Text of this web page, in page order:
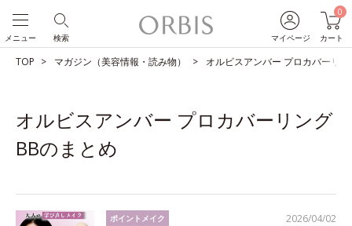
マイページ
0
カート
検索
メニュー
TOP マガジン（美容情報・読み物） オルビスアンバー プロカバーリ
オルビスアンバー プロカバーリング
BBのまとめ
2026/04/02
ポイントメイク